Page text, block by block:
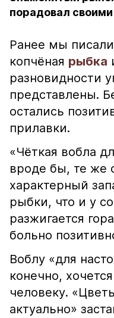
порадовал
Ранее мы
копчёная рыбка
разновидности
представлены.
остались
прилавки.
«Чёткая вобла
вроде бы, те же
характерный
рыбки, что и у
разжигается
больно
Воблу «для
конечно,
человеку.
актуально»